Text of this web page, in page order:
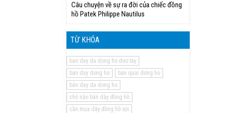
Câu chuyện về sự ra đời của chiếc đồng
hồ Patek Philippe Nautilus
TỪ KHÓA
ban day da dong ho deo tay
ban day dong ho
ban quai dong ho
bán day da dong ho
chỗ nào bán dây đồng hồ
cần mua dây đồng hồ xịn